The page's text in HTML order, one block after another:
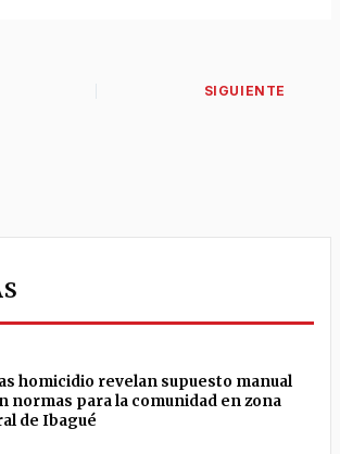
homicidio revelan supuesto manual
normas para la comunidad en zona
de Ibagué